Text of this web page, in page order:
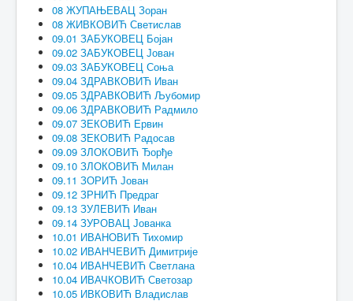
08 ЖУПАЊЕВАЦ Зоран
08 ЖИВКОВИЋ Светислав
09.01 ЗАБУКОВЕЦ Бојан
09.02 ЗАБУКОВЕЦ Јован
09.03 ЗАБУКОВЕЦ Соња
09.04 ЗДРАВКОВИЋ Иван
09.05 ЗДРАВКОВИЋ Љубомир
09.06 ЗДРАВКОВИЋ Радмило
09.07 ЗЕКОВИЋ Ервин
09.08 ЗЕКОВИЋ Радосав
09.09 ЗЛОКОВИЋ Ђорђе
09.10 ЗЛОКОВИЋ Милан
09.11 ЗОРИЋ Јован
09.12 ЗРНИЋ Предраг
09.13 ЗУЛЕВИЋ Иван
09.14 ЗУРОВАЦ Јованка
10.01 ИВАНОВИЋ Тихомир
10.02 ИВАНЧЕВИЋ Димитрије
10.04 ИВАНЧЕВИЋ Светлана
10.04 ИВАЧКОВИЋ Светозар
10.05 ИВКОВИЋ Владислав